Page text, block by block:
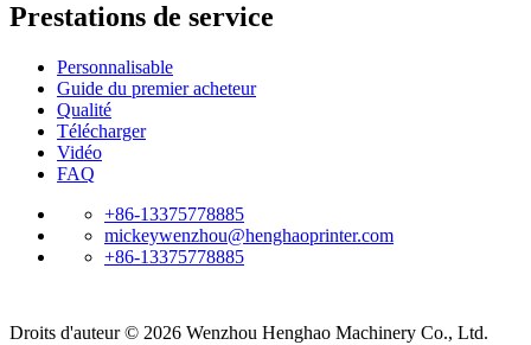
Prestations de service
Personnalisable
Guide du premier acheteur
Qualité
Télécharger
Vidéo
FAQ
+86-13375778885
mickeywenzhou@henghaoprinter.com
+86-13375778885
Droits d'auteur © 2026 Wenzhou Henghao Machinery Co., Ltd.